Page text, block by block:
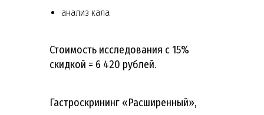
анализ кала
Стоимость исследования с 15%
скидкой = 6 420 рублей.
Гастроскрининг «Расширенный»,